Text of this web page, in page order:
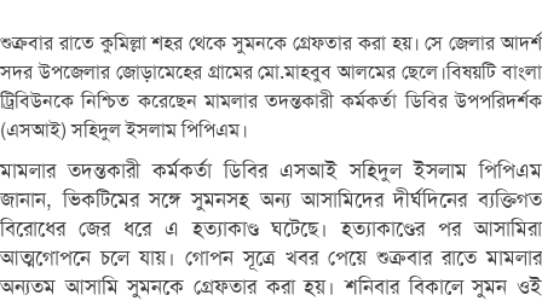
শুক্রবার রাতে কুমিল্লা শহর থেকে সুমনকে গ্রেফতার করা হয়। সে জেলার আদর্শ
সদর উপজেলার জোড়ামেহের গ্রামের মো.মাহবুব আলমের ছেলে।বিষয়টি বাংলা
ট্রিবিউনকে নিশ্চিত করেছেন মামলার তদন্তকারী কর্মকর্তা ডিবির উপপরিদর্শক
(এসআই) সহিদুল ইসলাম পিপিএম।
মামলার তদন্তকারী কর্মকর্তা ডিবির এসআই সহিদুল ইসলাম পিপিএম
জানান, ভিকটিমের সঙ্গে সুমনসহ অন্য আসামিদের দীর্ঘদিনের ব্যক্তিগত
বিরোধের জের ধরে এ হত্যাকাণ্ড ঘটেছে। হত্যাকাণ্ডের পর আসামিরা
আত্মগোপনে চলে যায়। গোপন সূত্রে খবর পেয়ে শুক্রবার রাতে মামলার
অন্যতম আসামি সুমনকে গ্রেফতার করা হয়। শনিবার বিকালে সুমন ওই